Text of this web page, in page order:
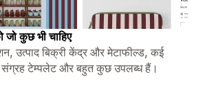
कुछ भी चाहिए
उत्पाद बिक्री केंद्र और मेटाफील्ड, कई
टेम्पलेट और बहुत कुछ उपलब्ध हैं।